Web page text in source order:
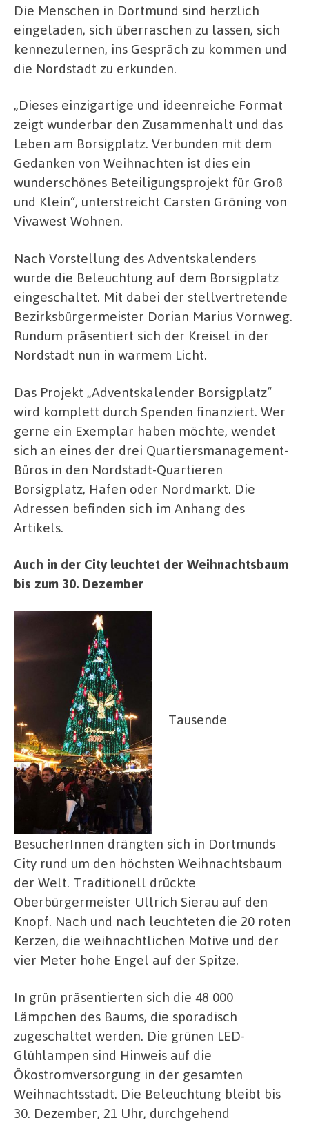
Die Menschen in Dortmund sind herzlich
eingeladen, sich überraschen zu lassen, sich
kennezulernen, ins Gespräch zu kommen und
die Nordstadt zu erkunden.
„Dieses einzigartige und ideenreiche Format
zeigt wunderbar den Zusammenhalt und das
Leben am Borsigplatz. Verbunden mit dem
Gedanken von Weihnachten ist dies ein
wunderschönes Beteiligungsprojekt für Groß
und Klein“, unterstreicht Carsten Gröning von
Vivawest Wohnen.
Nach Vorstellung des Adventskalenders
wurde die Beleuchtung auf dem Borsigplatz
eingeschaltet. Mit dabei der stellvertretende
Bezirksbürgermeister Dorian Marius Vornweg.
Rundum präsentiert sich der Kreisel in der
Nordstadt nun in warmem Licht.
Das Projekt „Adventskalender Borsigplatz“
wird komplett durch Spenden finanziert. Wer
gerne ein Exemplar haben möchte, wendet
sich an eines der drei Quartiersmanagement-
Büros in den Nordstadt-Quartieren
Borsigplatz, Hafen oder Nordmarkt. Die
Adressen befinden sich im Anhang des
Artikels.
Auch in der City leuchtet der Weihnachtsbaum
bis zum 30. Dezember
Tausende
BesucherInnen drängten sich in Dortmunds
City rund um den höchsten Weihnachtsbaum
der Welt. Traditionell drückte
Oberbürgermeister Ullrich Sierau auf den
Knopf. Nach und nach leuchteten die 20 roten
Kerzen, die weihnachtlichen Motive und der
vier Meter hohe Engel auf der Spitze.
In grün präsentierten sich die 48 000
Lämpchen des Baums, die sporadisch
zugeschaltet werden. Die grünen LED-
Glühlampen sind Hinweis auf die
Ökostromversorgung in der gesamten
Weihnachtsstadt. Die Beleuchtung bleibt bis
30. Dezember, 21 Uhr, durchgehend